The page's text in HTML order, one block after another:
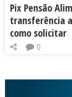
Pix Pensão
transferência
como solicitar
0